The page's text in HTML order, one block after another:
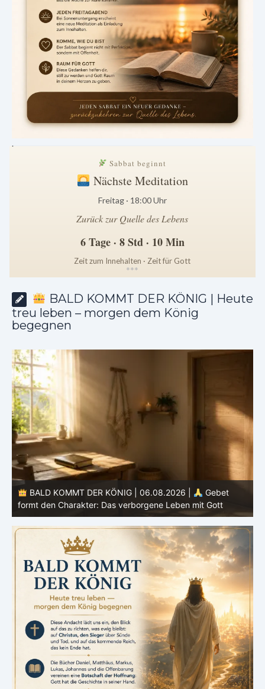
.
Sabbat beginnt
Nächste Meditation
Freitag · 18:00 Uhr
Zurück zur Quelle des Lebens
6 Tage · 8 Std · 10 Min
Zeit zum Innehalten · Zeit für Gott
***
BALD KOMMT DER KÖNIG | Heute
treu leben – morgen dem König
begegnen
BALD KOMMT DER KÖNIG | 05.08.2026 |
Tägliche
Hingabe: Jeden Tag neu mit Christus